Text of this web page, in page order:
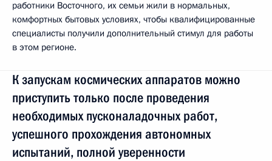
работники Восточного, их семьи жили в нормальных,
комфортных бытовых условиях, чтобы квалифицированные
специалисты получили дополнительный стимул для работы
в этом регионе.
К запускам космических аппаратов можно
приступить только после проведения
необходимых пусконаладочных работ,
успешного прохождения автономных
испытаний, полной уверенности